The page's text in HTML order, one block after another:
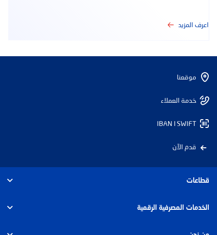
اعرف المزيد
موقعنا
خدمة العملاء
IBAN l SWIFT
قدم الآن
قطاعات
الأفراد
الأعمال
الخدمات المصرفية الرقمية